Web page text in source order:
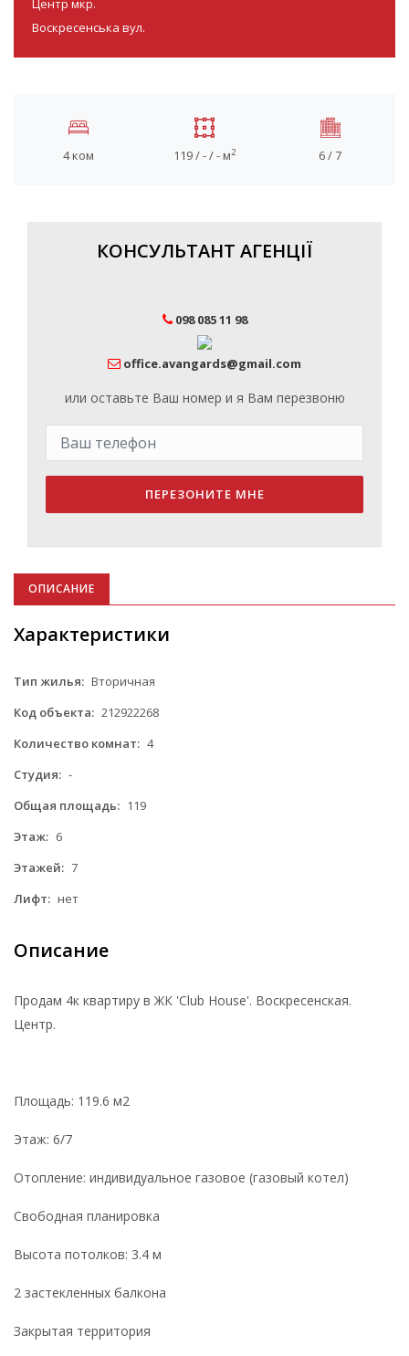
Центр мкр.
Воскресенська вул.
4 ком 119 / - / - м2 6 / 7
КОНСУЛЬТАНТ АГЕНЦІЇ
098 085 11 98
office.avangards@gmail.com
или оставьте Ваш номер и я Вам перезвоню
ПЕРЕЗОНИТЕ МНЕ
ОПИСАНИЕ
Характеристики
Тип жилья: Вторичная
Код объекта: 212922268
Количество комнат: 4
Студия: -
Общая площадь: 119
Этаж: 6
Этажей: 7
Лифт: нет
Описание
Продам 4к квартиру в ЖК 'Club House'. Воскресенская.
Центр.
Площадь: 119.6 м2
Этаж: 6/7
Отопление: индивидуальное газовое (газовый котел)
Свободная планировка
Высота потолков: 3.4 м
2 застекленных балкона
Закрытая территория